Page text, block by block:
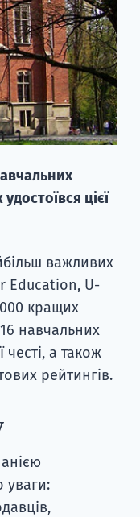
цієї
важливих
Education, U-
кращих
навчальних
честі, а також
рейтингів.